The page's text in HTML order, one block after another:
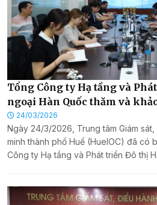
Tổng Công ty Hạ tầng và
ngoại Hàn Quốc thăm và
Trung tâm HueIOC
24/03/2026
Ngày 24/3/2026, Trung tâm Giám
minh thành phố Huế (HueIOC) đã có
Công ty Hạ tầng và Phát triển Đô thị